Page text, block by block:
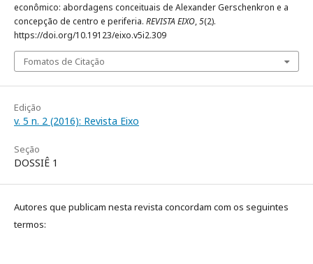
econômico: abordagens conceituais de Alexander Gerschenkron e a
concepção de centro e periferia. REVISTA EIXO,5(2).
https://doi.org/10.19123/eixo.v5i2.309
Fomatos de Citação
Edição
v. 5 n. 2 (2016): Revista Eixo
Seção
DOSSIÊ 1
Autores que publicam nesta revista concordam com os seguintes
termos: